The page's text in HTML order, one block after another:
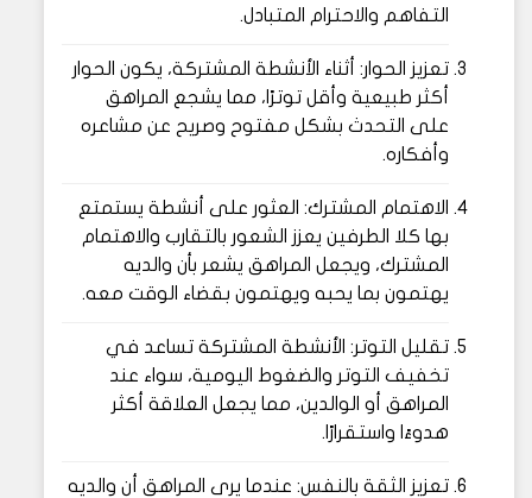
التفاهم والاحترام المتبادل.
تعزيز الحوار: أثناء الأنشطة المشتركة، يكون الحوار
أكثر طبيعية وأقل توترًا، مما يشجع المراهق
على التحدث بشكل مفتوح وصريح عن مشاعره
وأفكاره.
الاهتمام المشترك: العثور على أنشطة يستمتع
بها كلا الطرفين يعزز الشعور بالتقارب والاهتمام
المشترك، ويجعل المراهق يشعر بأن والديه
يهتمون بما يحبه ويهتمون بقضاء الوقت معه.
تقليل التوتر: الأنشطة المشتركة تساعد في
تخفيف التوتر والضغوط اليومية، سواء عند
المراهق أو الوالدين، مما يجعل العلاقة أكثر
هدوءًا واستقرارًا.
تعزيز الثقة بالنفس: عندما يرى المراهق أن والديه